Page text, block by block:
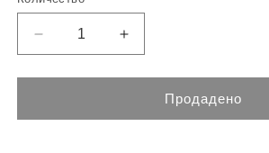
Намаляване
на
количеството
3
Увеличете
количеството
за
литров
Продадено